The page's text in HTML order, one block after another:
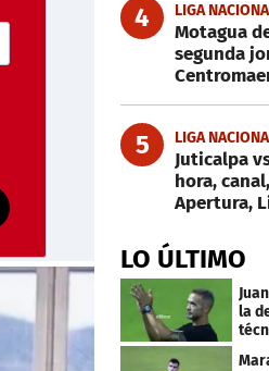
4 LIGA
Motagua
segunda
5 LIGA
Juticalpa
hora,
Apertura,
LO ÚLTIMO
la